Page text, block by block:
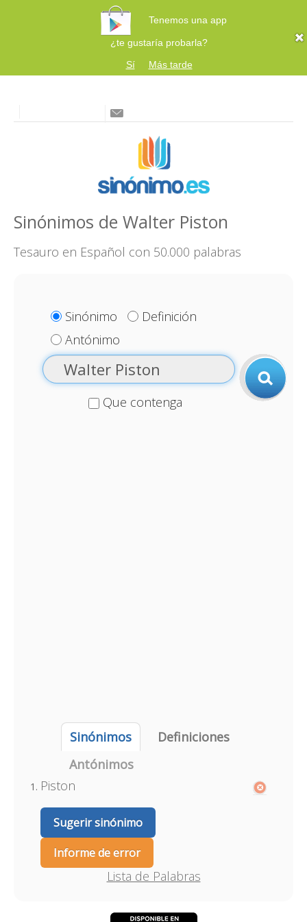
Tenemos una app
¿te gustaría probarla?
Sí
Más tarde
Sinónimos de Walter Piston
Tesauro en Español con 50.000 palabras
Sinónimo
Definición
Antónimo
Que contenga
Sinónimos
Definiciones
Antónimos
Piston
Sugerir sinónimo
Informe de error
Lista de Palabras